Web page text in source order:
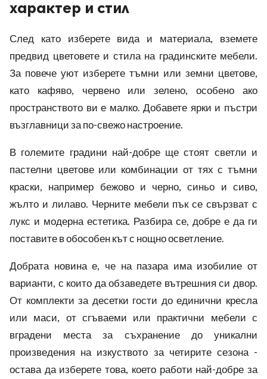
характер и стил
След като изберете вида и материала, вземете
предвид цветовете и стила на градинските мебели.
За повече уют изберете тъмни или земни цветове,
като кафяво, червено или зелено, особено ако
пространството ви е малко. Добавете ярки и пъстри
възглавници за по-свежо настроение.
В големите градини най-добре ще стоят светли и
пастелни цветове или комбинации от тях с тъмни
краски, например бежово и черно, синьо и сиво,
жълто и лилаво. Черните мебели пък се свързват с
лукс и модерна естетика. Разбира се, добре е да ги
поставите в обособен кът с нощно осветление.
Добрата новина е, че на пазара има изобилие от
варианти, с които да обзаведете вътрешния си двор.
От комплекти за десетки гости до единични кресла
или маси, от сгъваеми или практични мебели с
вградени места за съхранение до уникални
произведения на изкуството за четирите сезона -
остава да изберете това, което работи най-добре за